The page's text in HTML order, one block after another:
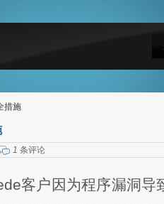
措施
1 条评论
客户因为程序漏洞导